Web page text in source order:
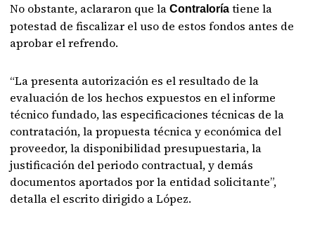
No obstante, aclararon que la Contraloría tiene la
potestad de fiscalizar el uso de estos fondos antes de
aprobar el refrendo.
“La presenta autorización es el resultado de la
evaluación de los hechos expuestos en el informe
técnico fundado, las especificaciones técnicas de la
contratación, la propuesta técnica y económica del
proveedor, la disponibilidad presupuestaria, la
justificación del periodo contractual, y demás
documentos aportados por la entidad solicitante”,
detalla el escrito dirigido a López.